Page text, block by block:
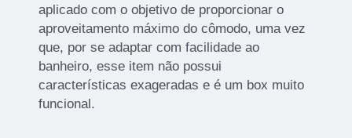
aplicado com o objetivo de proporcionar o
aproveitamento máximo do cômodo, uma vez
que, por se adaptar com facilidade ao
banheiro, esse item não possui
características exageradas e é um box muito
funcional.